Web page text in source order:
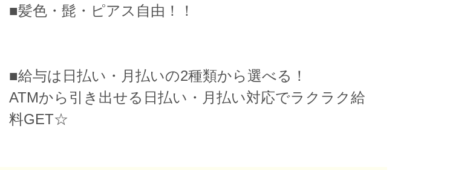
■髪色・髭・ピアス自由！！
■給与は日払い・月払いの2種類から選べる！
ATMから引き出せる日払い・月払い対応でラクラク給
料GET☆